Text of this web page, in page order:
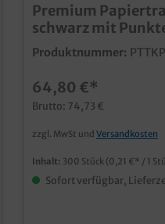
Premium
schwarz mit
wählbar
Produktnummer:
64,80 €*
Brutto: 74,73 €
zzgl. MwSt und Versandkosten
Inhalt: 300 Stück (0,21 €* / 1
Sofort verfügbar,